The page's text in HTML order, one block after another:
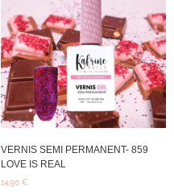
VERNIS SEMI PERMANENT- 859
LOVE IS REAL
14,90 €